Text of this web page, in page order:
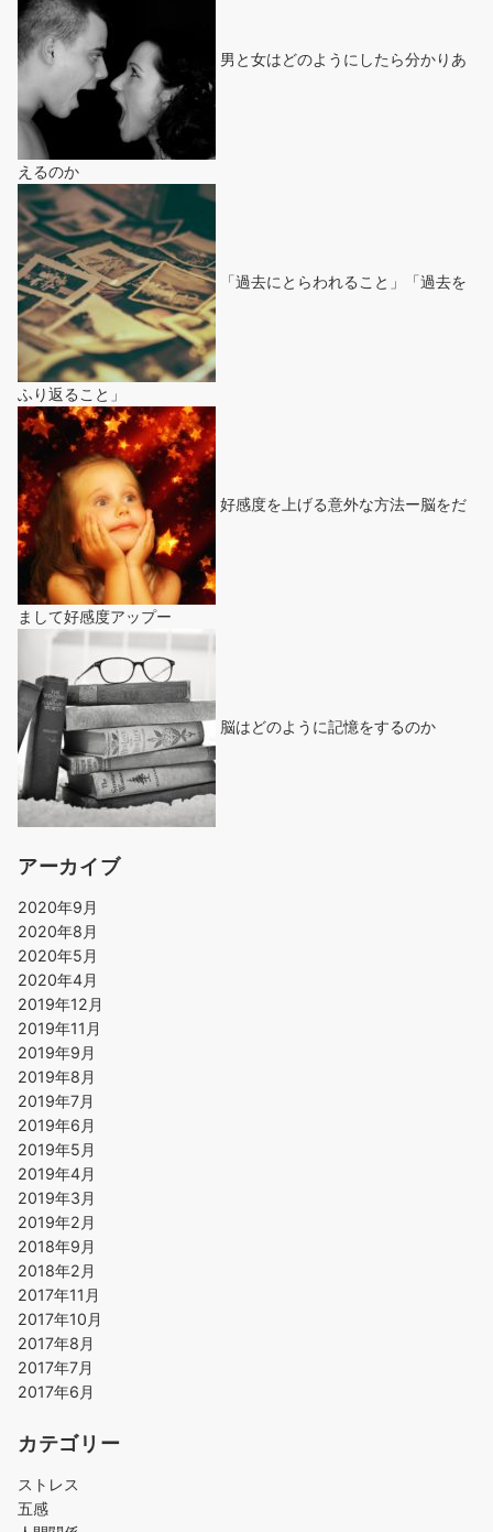
男と女はどのようにしたら分かりあ
えるのか
「過去にとらわれること」「過去を
ふり返ること」
好感度を上げる意外な方法ー脳をだ
まして好感度アップー
脳はどのように記憶をするのか
アーカイブ
2020年9月
2020年8月
2020年5月
2020年4月
2019年12月
2019年11月
2019年9月
2019年8月
2019年7月
2019年6月
2019年5月
2019年4月
2019年3月
2019年2月
2018年9月
2018年2月
2017年11月
2017年10月
2017年8月
2017年7月
2017年6月
カテゴリー
ストレス
五感